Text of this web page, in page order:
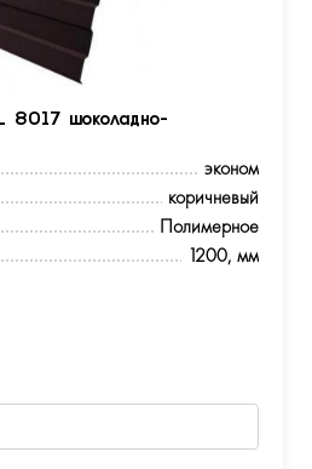
8017 шоколадно-
эконом
коричневый
Полимерное
1200, мм